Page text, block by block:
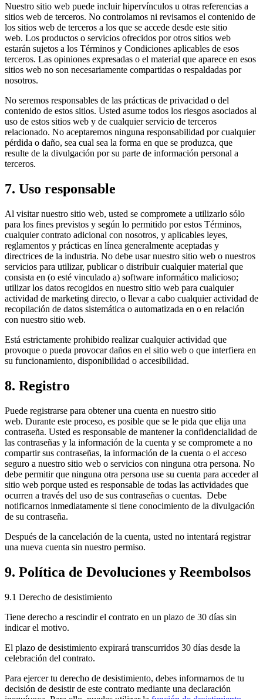
Nuestro sitio web puede incluir hipervínculos u otras referencias a
sitios web de terceros. No controlamos ni revisamos el contenido de
los sitios web de terceros a los que se accede desde este sitio
web. Los productos o servicios ofrecidos por otros sitios web
estarán sujetos a los Términos y Condiciones aplicables de esos
terceros. Las opiniones expresadas o el material que aparece en esos
sitios web no son necesariamente compartidas o respaldadas por
nosotros.
No seremos responsables de las prácticas de privacidad o del
contenido de estos sitios. Usted asume todos los riesgos asociados al
uso de estos sitios web y de cualquier servicio de terceros
relacionado. No aceptaremos ninguna responsabilidad por cualquier
pérdida o daño, sea cual sea la forma en que se produzca, que
resulte de la divulgación por su parte de información personal a
terceros.
7. Uso responsable
Al visitar nuestro sitio web, usted se compromete a utilizarlo sólo
para los fines previstos y según lo permitido por estos Términos,
cualquier contrato adicional con nosotros, y aplicables leyes,
reglamentos y prácticas en línea generalmente aceptadas y
directrices de la industria. No debe usar nuestro sitio web o nuestros
servicios para utilizar, publicar o distribuir cualquier material que
consista en (o esté vinculado a) software informático malicioso;
utilizar los datos recogidos en nuestro sitio web para cualquier
actividad de marketing directo, o llevar a cabo cualquier actividad de
recopilación de datos sistemática o automatizada en o en relación
con nuestro sitio web.
Está estrictamente prohibido realizar cualquier actividad que
provoque o pueda provocar daños en el sitio web o que interfiera en
su funcionamiento, disponibilidad o accesibilidad.
8. Registro
Puede registrarse para obtener una cuenta en nuestro sitio
web. Durante este proceso, es posible que se le pida que elija una
contraseña. Usted es responsable de mantener la confidencialidad de
las contraseñas y la información de la cuenta y se compromete a no
compartir sus contraseñas, la información de la cuenta o el acceso
seguro a nuestro sitio web o servicios con ninguna otra persona. No
debe permitir que ninguna otra persona use su cuenta para acceder al
sitio web porque usted es responsable de todas las actividades que
ocurren a través del uso de sus contraseñas o cuentas. Debe
notificarnos inmediatamente si tiene conocimiento de la divulgación
de su contraseña.
Después de la cancelación de la cuenta, usted no intentará registrar
una nueva cuenta sin nuestro permiso.
9. Política de Devoluciones y Reembolsos
9.1 Derecho de desistimiento
Tiene derecho a rescindir el contrato en un plazo de 30 días sin
indicar el motivo.
El plazo de desistimiento expirará transcurridos 30 días desde la
celebración del contrato.
Para ejercer tu derecho de desistimiento, debes informarnos de tu
decisión de desistir de este contrato mediante una declaración